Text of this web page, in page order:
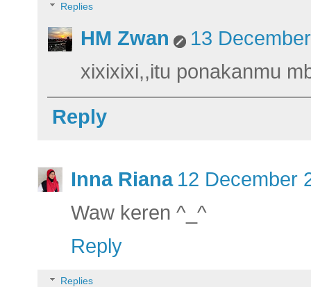
Replies
HM Zwan
13
xixixixi,,itu ponakanmu
Reply
Inna Riana 12 December
Waw keren ^_^
Reply
Replies